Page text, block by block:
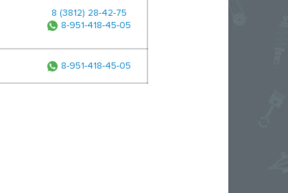
8 (3812) 28-42-75
8-951-418-45-05
8-951-418-45-05